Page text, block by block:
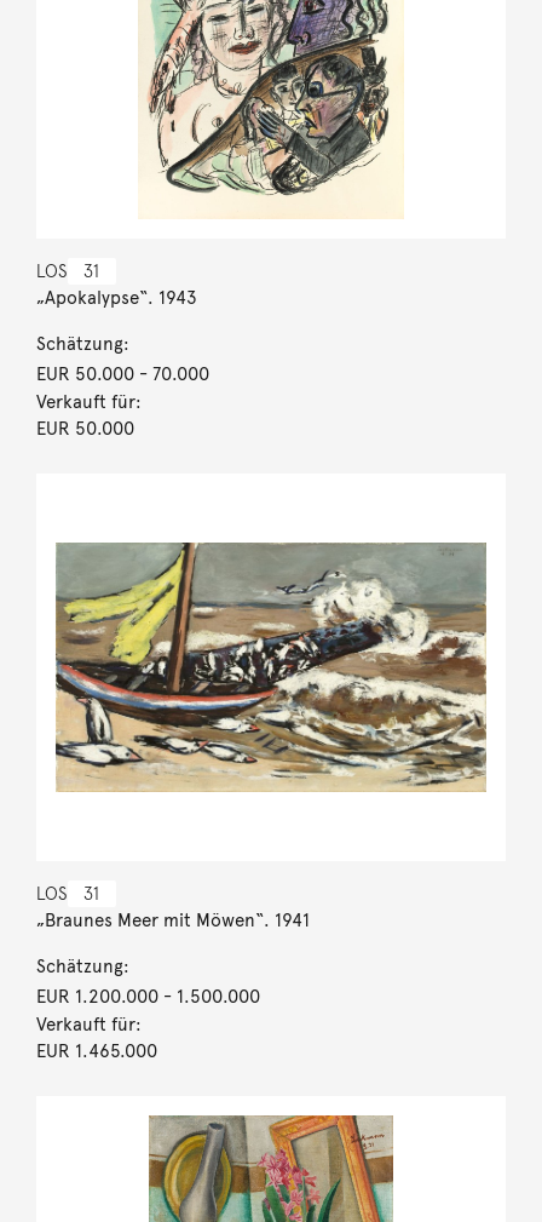
LOS 31
„Apokalypse“. 1943
Schätzung:
EUR 50.000- 70.000
Verkauft für:
EUR 50.000
LOS 31
„Braunes Meer mit Möwen“. 1941
Schätzung:
EUR 1.200.000- 1.500.000
Verkauft für:
EUR 1.465.000